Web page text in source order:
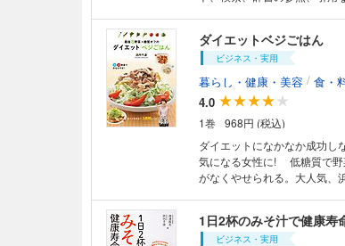
ダウンと、おいしさキープを
ず』『浜内千波の満腹でもや
ニューを再録し、新規メニュ
ニューに「太らない秘密」の
べて、健康的なダイエットが
わせたい常備菜＆副菜も掲載し
くじ】 ・浜内式太らないおかずのルール ・浜内式太らない一汁一菜 ・浜
内式太らないおかずのテクニック ★part１★カロリーオフできる
ず 〈ひき肉〉 ハンバーグ、
コロッケ、ミートボール 〈
うが焼き、手作りチャーシ
ー、チャプチェ、ビーフシチ
トソテー、油淋鶏 〈魚介〉
ダイエットベジごはん
ビジネス・実用
暮らし・健康・美容 / 食・
4.0
1巻
968円 (税込)
ダイエットになかなか成功し
気になる女性に! 低糖質で野
がなくやせられる。大人気、
1日2杯のみそ汁で健康寿
ビジネス・実用